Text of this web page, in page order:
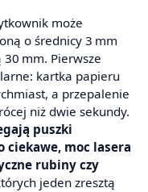
może
o średnicy 3 mm
30 mm. Pierwsze
kartka papieru
a przepalenie
niż dwie sekundy.
puszki
ciekawe, moc lasera
rubiny czy
jeden zresztą